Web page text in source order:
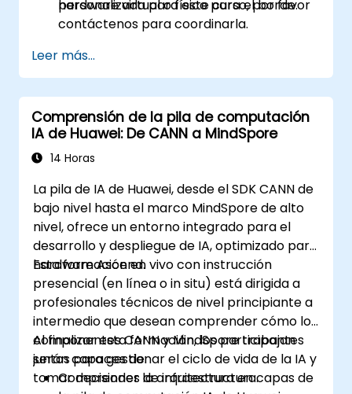
hardware virtual o físico para el borde.
personalizada para este curso, por favor
contáctenos para coordinarla.
Leer más...
Comprensión de la pila de computación
IA de Huawei: De CANN a MindSpore
14 Horas
La pila de IA de Huawei, desde el SDK CANN de
bajo nivel hasta el marco MindSpore de alto
nivel, ofrece un entorno integrado para el
desarrollo y despliegue de IA, optimizado para
hardware Ascend.
Esta formación en vivo con instrucción
presencial (en línea o in situ) está dirigida a
profesionales técnicos de nivel principiante a
intermedio que desean comprender cómo los
componentes CANN y MindSpore trabajan
juntos para gestionar el ciclo de vida de la IA y
tomar decisiones de infraestructura.
Al finalizar esta formación, los participantes
serán capaces de:
Comprender la arquitectura en capas de